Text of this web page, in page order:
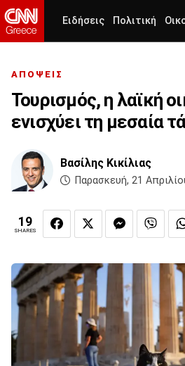
Ειδήσεις Πολιτική
ΑΠΟΨΕΙΣ
Τουρισμός, η λαϊκή
ενισχύει τη μεσαία
Βασίλης Κικίλιας
Παρασκευή, 21
19
SHARES